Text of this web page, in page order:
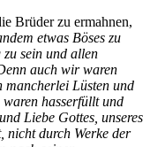
Brüder zu ermahnen,
etwas Böses zu
zu sein und allen
auch wir waren
mancherlei Lüsten und
hasserfüllt und
Liebe Gottes, unseres
nicht durch Werke der